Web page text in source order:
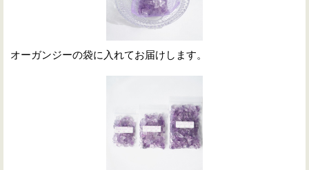
オーガンジーの袋に入れてお届けします。